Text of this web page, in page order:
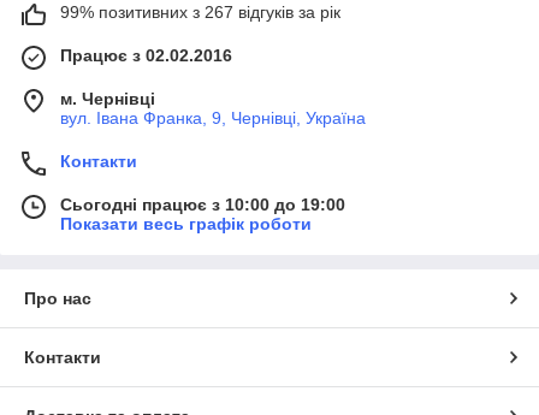
99% позитивних з 267 відгуків за рік
Працює з 02.02.2016
м. Чернівці
вул. Івана Франка, 9, Чернівці, Україна
Контакти
Сьогодні працює з 10:00 до 19:00
Показати весь графік роботи
Про нас
Контакти